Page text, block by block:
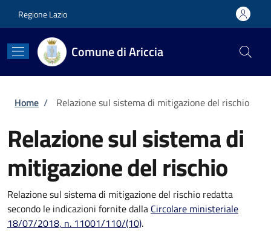
Regione Lazio
Comune di Ariccia
Briciole di pane
Home / Relazione sul sistema di mitigazione del rischio
Relazione sul sistema di
mitigazione del rischio
Relazione sul sistema di mitigazione del rischio redatta
secondo le indicazioni fornite dalla Circolare ministeriale
18/07/2018, n. 11001/110/(10).